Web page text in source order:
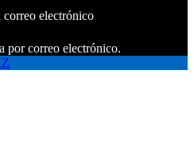
correo electrónico
por correo electrónico.